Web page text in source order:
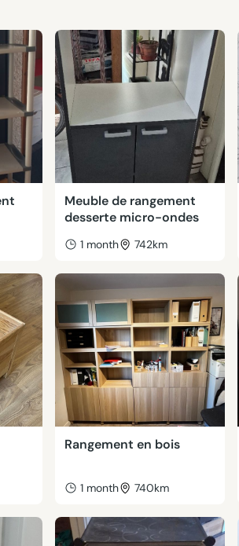
Meuble de rangement
desserte micro-ondes
1 month 742km
Rangement en bois
1 month 740km